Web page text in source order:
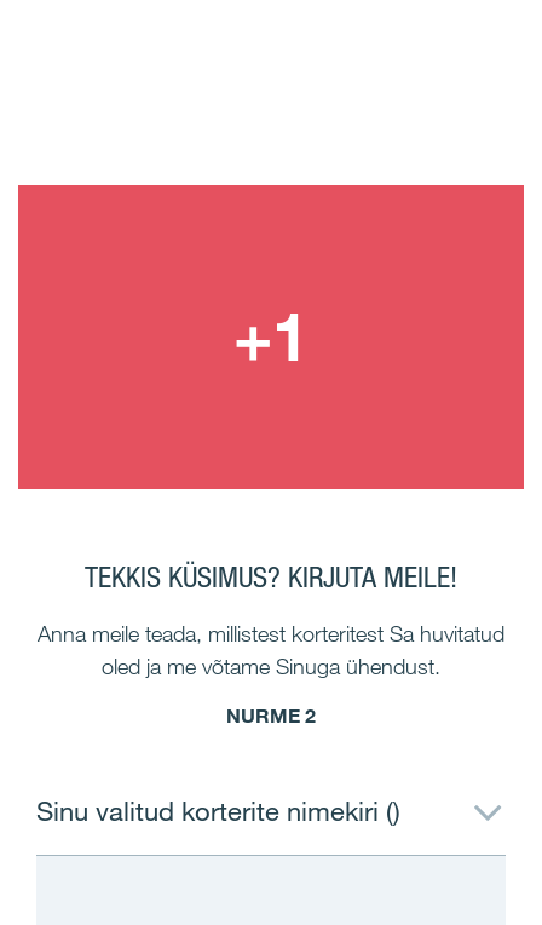
TEKKIS KÜSIMUS? KIRJUTA MEILE!
Anna meile teada, millistest korteritest Sa huvitatud
oled ja me võtame Sinuga ühendust.
NURME 2
Sinu valitud korterite nimekiri ()